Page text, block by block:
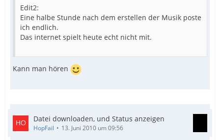
Edit2:
Eine halbe Stunde nach dem erstellen der Musik poste
ich endlich.
Das internet spielt heute echt nicht mit.
Kann man hören
Datei downloaden, und Status anzeigen
HopFail 13. Juni 2010 um 09:56